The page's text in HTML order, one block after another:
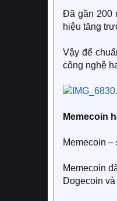
Đã gần 200
hiệu tăng
Vậy để
công nghệ
Memecoin
Memecoin
Memecoin
Dogecoin